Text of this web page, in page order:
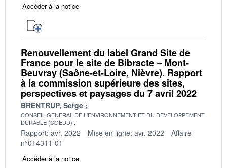
Accéder à la notice
Renouvellement du label Grand Site de
France pour le site de Bibracte – Mont-
Beuvray (Saône-et-Loire, Nièvre). Rapport
à la commission supérieure des sites,
perspectives et paysages du 7 avril 2022
BRENTRUP, Serge
CONSEIL GENERAL DE L'ENVIRONNEMENT ET DU DEVELOPPEMENT
DURABLE (CGEDD)
Rapport: avr. 2022 Mise en ligne: avr. 2022
Affaire
n°014311-01
Accéder à la notice